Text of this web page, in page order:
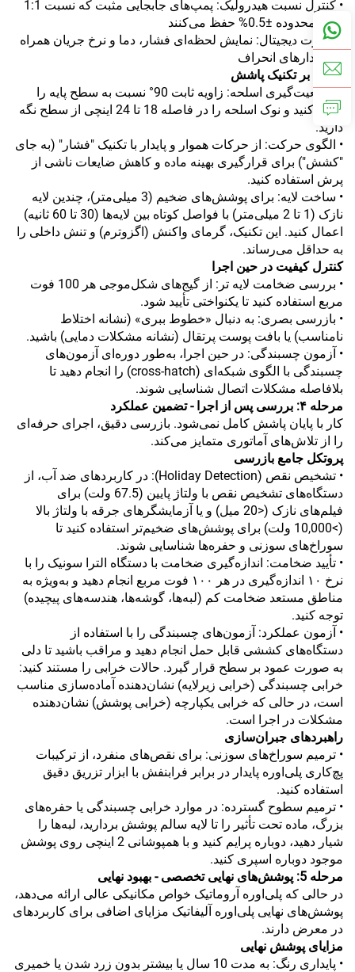
• کنترل نسبت هیدرولیک: پمپ‌های جابجایی مثبت که نسبت 1:1
را در محدوده ±0.5% حفظ می‌کنند
• نظارت دیجیتال: نمایش لحظه‌ای فشار، دما و نرخ جریان همراه
با هشدارهای انحراف
تسلط بر تکنیک پاشش
• موقعیت‌گیری اسلحه: زاویه ثابت 90° نسبت به سطح پایه را
حفظ کنید و نوک اسلحه را در فاصله 18 تا 24 اینچی از سطح نگه
دارید.
• الگوی حرکت: از حرکات هموار و پایدار با تکنیک "فشار" (به جای
"کشش") برای قرارگیری بهینه ماده و کاهش ضایعات ناشی از
پرش استفاده کنید.
• ساخت لایه: برای پوشش‌های ضخیم (3 میلی‌متر)، چندین لایه
نازک (1 تا 2 میلی‌متر) با فواصل کوتاه بین لایه‌ها (30 تا 60 ثانیه)
اعمال کنید. این تکنیک، گرمای واکنش (اگزوترم) و تنش داخلی را
به حداقل می‌رساند.
کنترل کیفیت در حین اجرا
• بررسی ضخامت لایه تر: از گیج‌های شکل‌موجی هر 100 فوت
مربع استفاده کنید تا یکنواختی تأیید شود.
• بازرسی بصری: به دنبال «خطوط ببری» (نشانه اختلاط
نامناسب) یا بافت پوست پرتقال (نشانه مشکلات دمایی) باشید.
• آزمون چسبندگی: در حین اجرا، به‌طور دوره‌ای آزمون‌های
چسبندگی با الگوی شبکه‌ای (cross-hatch) را انجام دهید تا
بلافاصله مشکلات اتصال شناسایی شوند.
مرحله ۴: بررسی پس از اجرا - تضمین عملکرد
کار با پایان پاشش کامل نمی‌شود. بازرسی دقیق، اجرای حرفه‌ای
را از تلاش‌های آماتوری متمایز می‌کند.
پروتکل جامع بازرسی
• تشخیص نقص (Holiday Detection): در کاربردهای ضد آب، از
دستگاه‌های تشخیص نقص با ولتاژ پایین (67.5 ولت) برای
فیلم‌های نازک (<20 میل) و یا آزمایشگرهای جرقه با ولتاژ بالا
(>10,000 ولت) برای پوشش‌های ضخیم‌تر استفاده کنید تا
سوراخ‌های سوزنی و حفره‌ها شناسایی شوند.
• تأیید ضخامت: اندازه‌گیری ضخامت با دستگاه الترا سونیک را با
نرخ ۱۰ اندازه‌گیری در هر ۱۰۰ فوت مربع انجام دهید و به‌ویژه به
مناطق مستعد ضخامت کم (لبه‌ها، گوشه‌ها، هندسه‌های پیچیده)
توجه کنید.
• آزمون عملکرد: آزمون‌های چسبندگی را با استفاده از
دستگاه‌های کششی قابل حمل انجام دهید و مراقب باشید تا دلی
به صورت عمود بر سطح قرار گیرد. حالات خرابی را مستند کنید:
خرابی چسبندگی (خرابی زیرلایه) نشان‌دهنده آماده‌سازی مناسب
است، در حالی که خرابی یکپارچه (خرابی پوشش) نشان‌دهنده
مشکلات در اجرا است.
راهبردهای جبران‌سازی
• ترمیم سوراخ‌های سوزنی: برای نقص‌های منفرد، از ترکیبات
پچ‌کاری پلی‌اوره پایدار در برابر فرابنفش با ابزار تزریق دقیق
استفاده کنید.
• ترمیم سطوح گسترده: در موارد خرابی چسبندگی یا حفره‌های
بزرگ، ماده تحت تأثیر را تا لایه سالم پوشش بردارید، لبه‌ها را
شیار دهید، دوباره پرایم کنید و با همپوشانی 2 اینچی روی پوشش
موجود دوباره اسپری کنید.
مرحله 5: پوشش‌های نهایی تخصصی - بهبود نهایی
در حالی که پلی‌اوره آروماتیک خواص مکانیکی عالی ارائه می‌دهد،
پوشش‌های نهایی پلی‌اوره آلیفاتیک مزایای اضافی برای کاربردهای
در معرض دارند.
مزایای پوشش نهایی
• پایداری رنگ: به مدت 10 سال یا بیشتر بدون زرد شدن یا خمیری